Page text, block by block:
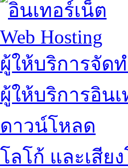
Web Hosting
ผู้ให้บริการจัด
ผู้ให้บริการอินเ
ดาวน์โหลด
โลโก้ และเสีย